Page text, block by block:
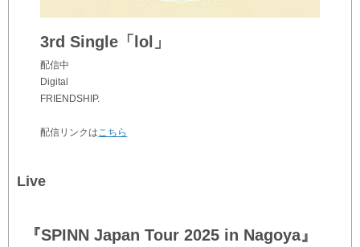
3rd Single「lol」
配信中
Digital
FRIENDSHIP.
配信リンクは こちら
Live
『SPINN Japan Tour 2025 in Nagoya』